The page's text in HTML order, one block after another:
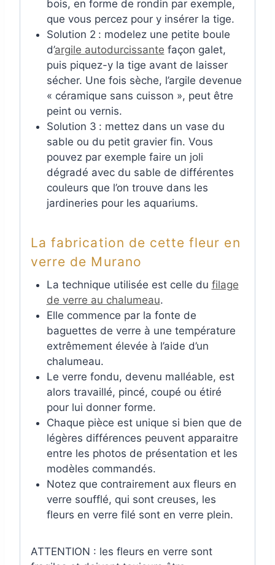
bois, en forme de rondin par exemple,
que vous percez pour y insérer la tige.
Solution 2 : modelez une petite boule
d’argile autodurcissante façon galet,
puis piquez-y la tige avant de laisser
sécher. Une fois sèche, l’argile devenue
« céramique sans cuisson », peut être
peint ou vernis.
Solution 3 : mettez dans un vase du
sable ou du petit gravier fin. Vous
pouvez par exemple faire un joli
dégradé avec du sable de différentes
couleurs que l’on trouve dans les
jardineries pour les aquariums.
La fabrication de cette fleur en
verre de Murano
La technique utilisée est celle du filage
de verre au chalumeau.
Elle commence par la fonte de
baguettes de verre à une température
extrêmement élevée à l’aide d’un
chalumeau.
Le verre fondu, devenu malléable, est
alors travaillé, pincé, coupé ou étiré
pour lui donner forme.
Chaque pièce est unique si bien que de
légères différences peuvent apparaitre
entre les photos de présentation et les
modèles commandés.
Notez que contrairement aux fleurs en
verre soufflé, qui sont creuses, les
fleurs en verre filé sont en verre plein.
ATTENTION : les fleurs en verre sont